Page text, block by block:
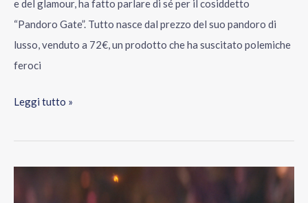
e del glamour, ha fatto parlare di sé per il cosiddetto
“Pandoro Gate”. Tutto nasce dal prezzo del suo pandoro di
lusso, venduto a 72€, un prodotto che ha suscitato polemiche
feroci
Leggi tutto »